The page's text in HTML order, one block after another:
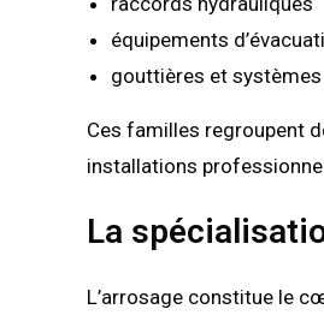
équipements
gouttières et
Ces familles regroupent
installations
La
L’arrosage constitue le